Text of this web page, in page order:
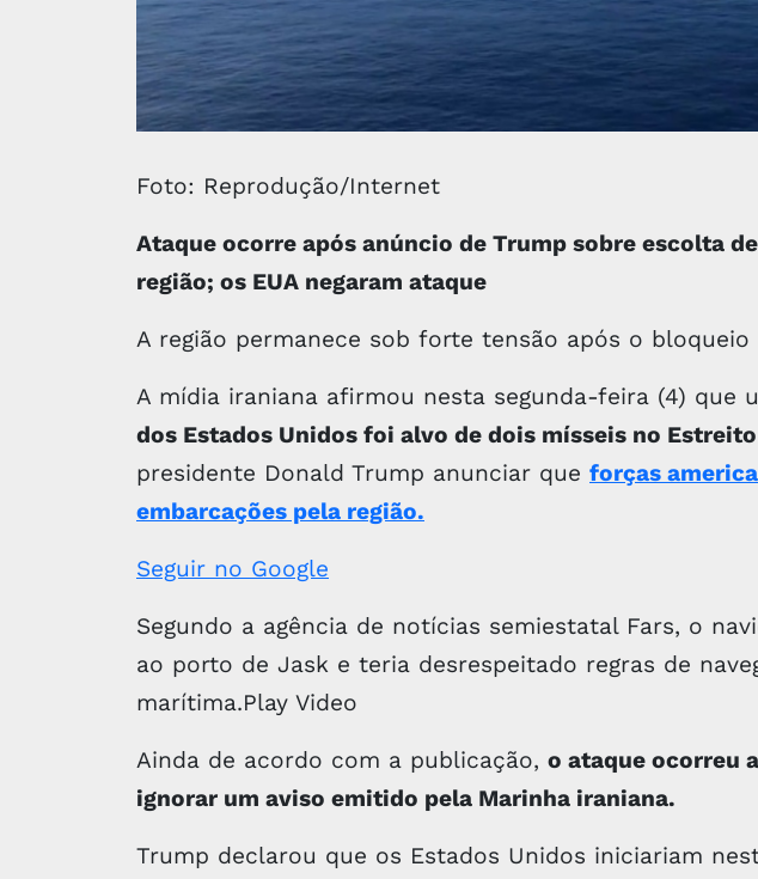
Foto: Reprodução/Internet
Ataque ocorre após anúncio de Trump sobre escolta
região; os EUA negaram ataque
A região permanece sob forte tensão após o
A mídia iraniana afirmou nesta segunda-feira (4) que
dos Estados Unidos foi alvo de dois mísseis no
presidente Donald Trump anunciar que forças
embarcações pela região.
Seguir no Google
Segundo a agência de notícias semiestatal Fars, o
ao porto de Jask e teria desrespeitado regras de
marítima.Play Video
Ainda de acordo com a publicação, o ataque ocorreu
ignorar um aviso emitido pela Marinha iraniana.
Trump declarou que os Estados Unidos iniciariam